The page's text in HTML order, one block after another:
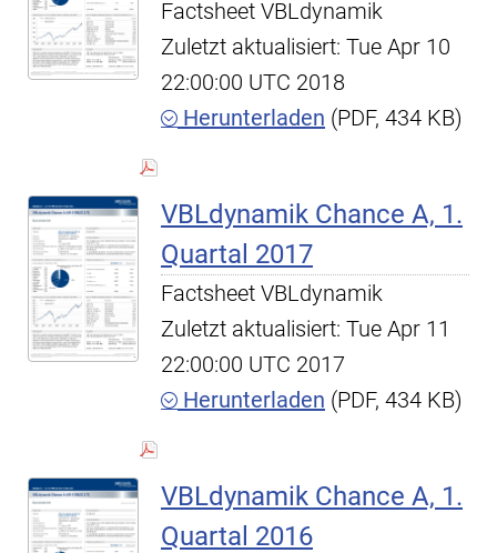
Factsheet VBLdynamik
Zuletzt aktualisiert: Tue Apr 10
22:00:00 UTC 2018
Herunterladen (PDF, 434 KB)
VBLdynamik Chance A, 1.
Quartal 2017
Factsheet VBLdynamik
Zuletzt aktualisiert: Tue Apr 11
22:00:00 UTC 2017
Herunterladen (PDF, 434 KB)
VBLdynamik Chance A, 1.
Quartal 2016